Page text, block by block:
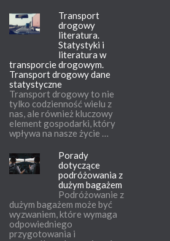
Transport
drogowy
literatura.
Statystyki i
literatura w
transporcie drogowym.
Transport drogowy dane
statystyczne
Transport drogowy to nie
tylko codzienność wielu z
nas, ale również kluczowy
element gospodarki, który
wpływa na nasze życie …
Porady
dotyczące
podróżowania z
dużym bagażem
Podróżowanie z
dużym bagażem może być
wyzwaniem, które wymaga
odpowiedniego
przygotowania i